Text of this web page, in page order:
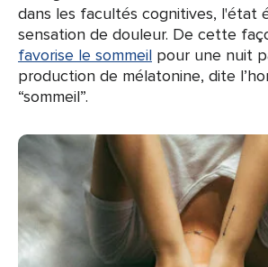
dans les facultés cognitives, l'état
sensation de douleur. De cette
favorise le sommeil pour une nuit
production de mélatonine, dite
“sommeil”.